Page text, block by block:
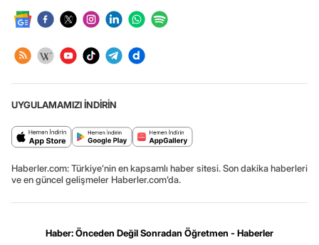
UYGULAMAMIZI İNDİRİN
Haberler.com: Türkiye’nin en kapsamlı haber sitesi. Son dakika haberleri
ve en güncel gelişmeler Haberler.com’da.
Haber: Önceden Değil Sonradan Öğretmen - Haberler